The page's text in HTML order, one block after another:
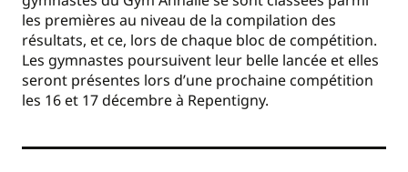
les premières au niveau de la compilation des
résultats, et ce, lors de chaque bloc de compétition.
Les gymnastes poursuivent leur belle lancée et elles
seront présentes lors d’une prochaine compétition
les 16 et 17 décembre à Repentigny.